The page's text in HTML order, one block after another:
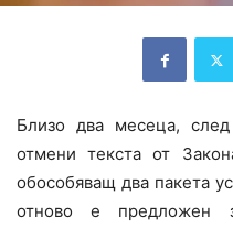
Близо два месеца, след
отмени текста от
обособяващ два пакета
отново е предложен